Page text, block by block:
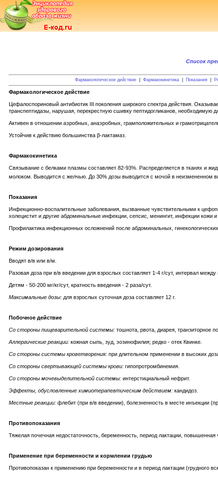
Список
Фармакологическое действие Фармакокинетика Показания
Фармакологическое действие
Цефалоспориновый антибиотик III поколения широкого спектра действия.
транспептидазы, нарушая, перекрестную сшивку пептидогликанов, необходимую
Активен в отношении аэробных, анаэробных, грамположительных и
Устойчив к действию большинства β-лактамаз.
Фармакокинетика
Связывание с белками плазмы составляет 82-93%. Распределяется в тканях и
молоком. Выводится с желчью. До 30% дозы выводится с мочой в неизмененном
Показания
Инфекционно-воспалительные заболевания, вызванные чувствительными к
холецистит и другие абдоминальные инфекции, сепсис, менингит, инфекции кожи
Профилактика инфекционных осложнений после абдоминальных,
Режим дозирования
Вводят в/в или в/м.
Разовая доза при в/в введении для взрослых составляет 1-4 г/сут, интервал
Детям - 50-200 мг/кг/сут, кратность введения - 2 раза/сут.
Максимальные дозы: для взрослых суточная доза составляет 12 г.
Побочное действие
Со стороны пищеварительной системы: тошнота, рвота, диарея, транзиторное
Аллергические реакции: кожная сыпь, зуд, эозинофилия; редко - отек Квинке.
Со стороны системы кроветворения: при длительном применении в высоких
Со стороны свертывающей системы крови: гипопротромбинемия.
Cо стороны мочевыделительной системы: интерстициальный нефрит.
Эффекты, обусловленные химиотерапевтическим действием: кандидоз.
Местные реакции: флебит (при в/в введении), болезненность в месте инъекции
Противопоказания
Тяжелая почечная недостаточность, беременность, период лактации,
Применение при беременности и кормлении грудью
Противопоказан к применению при беременности и в период лактации (грудного